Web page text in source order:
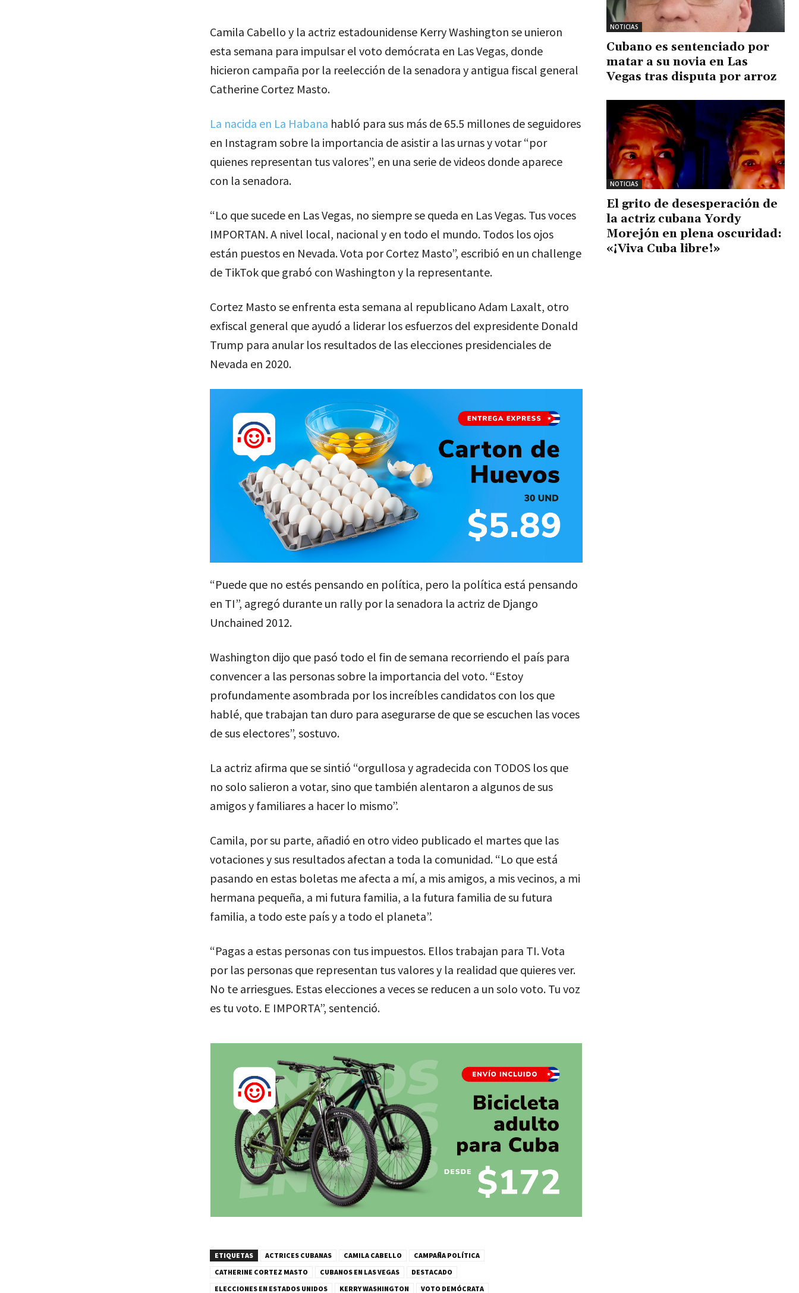
Camila Cabello y la actriz estadounidense Kerry Washington se unieron
esta semana para impulsar el voto demócrata en Las Vegas, donde
hicieron campaña por la reelección de la senadora y antigua fiscal general
Catherine Cortez Masto.
La nacida en La Habana habló para sus más de 65.5 millones de seguidores
en Instagram sobre la importancia de asistir a las urnas y votar “por
quienes representan tus valores”, en una serie de videos donde aparece
con la senadora.
“Lo que sucede en Las Vegas, no siempre se queda en Las Vegas. Tus voces
IMPORTAN. A nivel local, nacional y en todo el mundo. Todos los ojos
están puestos en Nevada. Vota por Cortez Masto”, escribió en un challenge
de TikTok que grabó con Washington y la representante.
Cortez Masto se enfrenta esta semana al republicano Adam Laxalt, otro
exfiscal general que ayudó a liderar los esfuerzos del expresidente Donald
Trump para anular los resultados de las elecciones presidenciales de
Nevada en 2020.
“Puede que no estés pensando en política, pero la política está pensando
en TI”, agregó durante un rally por la senadora la actriz de Django
Unchained 2012.
Washington dijo que pasó todo el fin de semana recorriendo el país para
convencer a las personas sobre la importancia del voto. “Estoy
profundamente asombrada por los increíbles candidatos con los que
hablé, que trabajan tan duro para asegurarse de que se escuchen las voces
de sus electores”, sostuvo.
La actriz afirma que se sintió “orgullosa y agradecida con TODOS los que
no solo salieron a votar, sino que también alentaron a algunos de sus
amigos y familiares a hacer lo mismo”.
Camila, por su parte, añadió en otro video publicado el martes que las
votaciones y sus resultados afectan a toda la comunidad. “Lo que está
pasando en estas boletas me afecta a mí, a mis amigos, a mis vecinos, a mi
hermana pequeña, a mi futura familia, a la futura familia de su futura
familia, a todo este país y a todo el planeta”.
“Pagas a estas personas con tus impuestos. Ellos trabajan para TI. Vota
por las personas que representan tus valores y la realidad que quieres ver.
No te arriesgues. Estas elecciones a veces se reducen a un solo voto. Tu voz
es tu voto. E IMPORTA”, sentenció.
ETIQUETAS ACTRICES CUBANAS CAMILA CABELLO
CAMPAÑA POLÍTICA
CATHERINE CORTEZ MASTO
CUBANOS EN LAS VEGAS
DESTACADO
ELECCIONES EN ESTADOS UNIDOS
KERRY WASHINGTON VOTO DEMÓCRATA
NOTICIAS
Cubano es sentenciado por
matar a su novia en Las
Vegas tras disputa por arroz
NOTICIAS
El grito de desesperación de
la actriz cubana Yordy
Morejón en plena oscuridad:
«¡Viva Cuba libre!»